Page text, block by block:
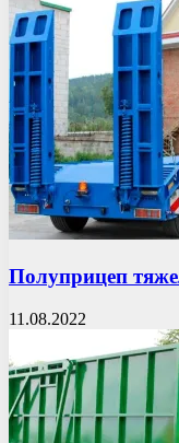
Полуприцеп
11.08.2022